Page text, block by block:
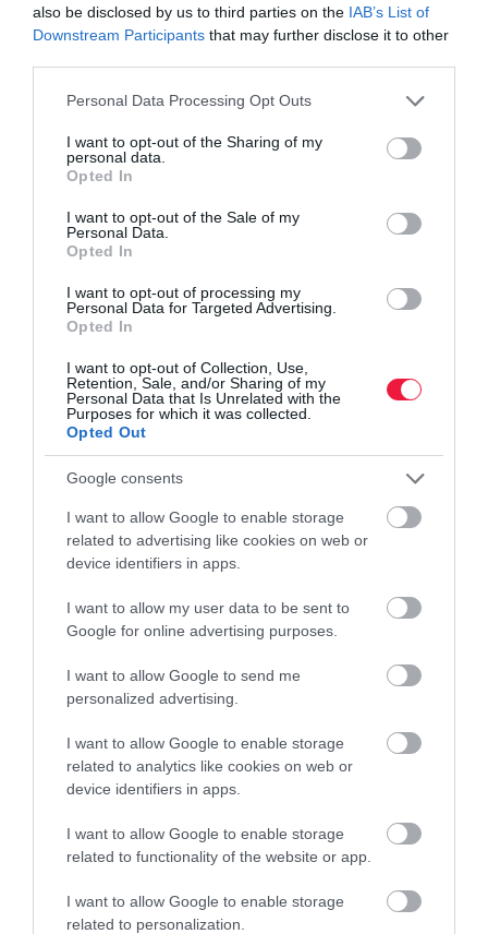
also be disclosed by us to third parties on the IAB’s List of
Downstream Participants that may further disclose it to other
Please note that this website/app uses one or more Google
not limited to your visit or usage behaviour. You may click to
grant or deny consent to Google and its third-party tags to
use your data for below specified purposes in below Google
consent section.
Personal Data Processing Opt Outs
I want to opt-out of the Sharing of my
personal data.
Opted In
I want to opt-out of the Sale of my
Personal Data.
Opted In
I want to opt-out of processing my
Personal Data for Targeted Advertising.
Opted In
I want to opt-out of Collection, Use,
Retention, Sale, and/or Sharing of my
Personal Data that Is Unrelated with the
Purposes for which it was collected.
Opted Out
Google consents
I want to allow Google to enable storage
related to advertising like cookies on web or
device identifiers in apps.
I want to allow my user data to be sent to
Google for online advertising purposes.
I want to allow Google to send me
personalized advertising.
I want to allow Google to enable storage
related to analytics like cookies on web or
device identifiers in apps.
I want to allow Google to enable storage
related to functionality of the website or app.
I want to allow Google to enable storage
related to personalization.
ÁLLATTENYÉSZTÉS
Egyre súlyosabb a takarmányhiány, elszálltak az
Az idei aszály egyre nehezebb helyzetbe hozza a hazai
állattartókat. A széna ára már elszállt, a silókukoricából pedig
tejtermelőket sújthatja…